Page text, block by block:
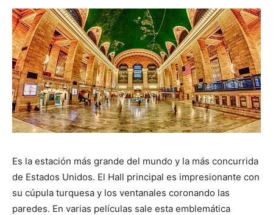
Es la estación más grande del mundo y la más concurrida
de Estados Unidos. El Hall principal es impresionante con
su cúpula turquesa y los ventanales coronando las
paredes. En varias películas sale esta emblemática